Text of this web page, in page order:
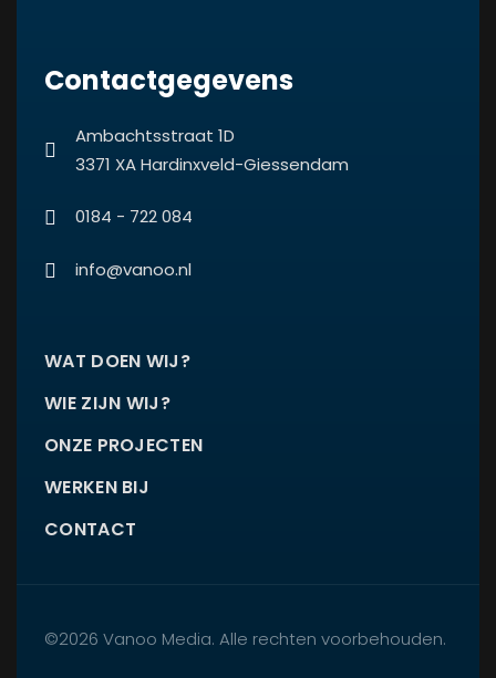
Contactgegevens
Ambachtsstraat 1D
3371 XA Hardinxveld-Giessendam
0184 - 722 084
info@vanoo.nl
WAT DOEN WIJ?
WIE ZIJN WIJ?
ONZE PROJECTEN
WERKEN BIJ
CONTACT
©2026 Vanoo Media. Alle rechten voorbehouden.